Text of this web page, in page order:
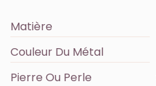
Matière
Couleur Du Métal
Pierre Ou Perle